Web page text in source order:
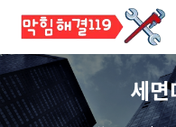
세